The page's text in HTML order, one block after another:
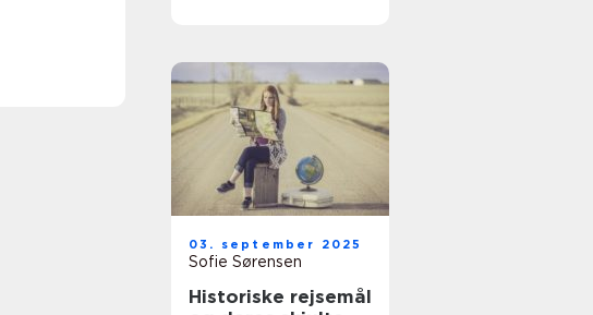
03. september 2025
Sofie Sørensen
Historiske rejsemål